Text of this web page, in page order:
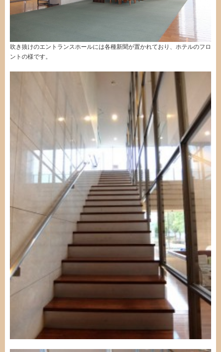
吹き抜けのエントランスホールには各種新聞が置かれており、ホテルのフロ
ントの様です。